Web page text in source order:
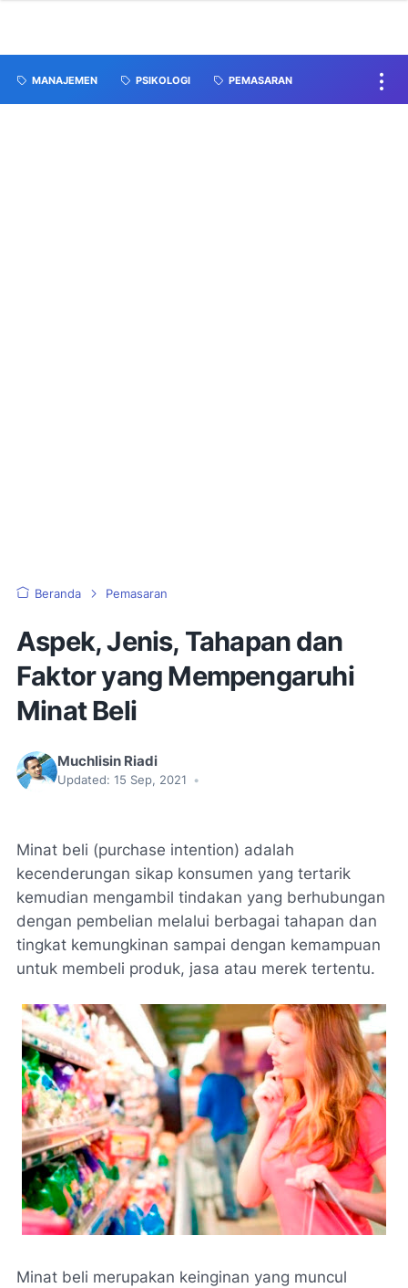
MANAJEMEN PSIKOLOGI PEMASARAN
Beranda Pemasaran
Aspek, Jenis, Tahapan dan
Faktor yang Mempengaruhi
Minat Beli
Muchlisin Riadi
Updated: 15 Sep, 2021 •
Minat beli (purchase intention) adalah
kecenderungan sikap konsumen yang tertarik
kemudian mengambil tindakan yang berhubungan
dengan pembelian melalui berbagai tahapan dan
tingkat kemungkinan sampai dengan kemampuan
untuk membeli produk, jasa atau merek tertentu.
Minat beli merupakan keinginan yang muncul